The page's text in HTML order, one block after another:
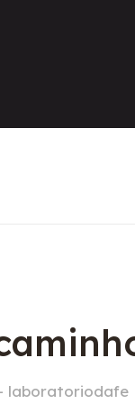
laboratoriodafe